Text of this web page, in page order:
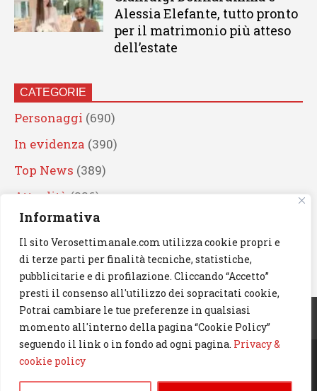
Informativa
Il sito Verosettimanale.com utilizza cookie propri e
di terze parti per finalità tecniche, statistiche,
pubblicitarie e di profilazione. Cliccando “Accetto”
presti il consenso all'utilizzo dei sopracitati cookie,
Potrai cambiare le tue preferenze in qualsiasi
momento all'interno della pagina “Cookie Policy”
seguendo il link o in fondo ad ogni pagina. Privacy &
cookie policy
Alessia Elefante, tutto pronto
per il matrimonio più atteso
dell’estate
CATEGORIE
Personaggi (690)
In evidenza (390)
Top News (389)
Attualità (336)
Eventi(330)
Artisti (241)
News(239)
Cerca
© 2023 Verosettimanale.com. All rights reserved.